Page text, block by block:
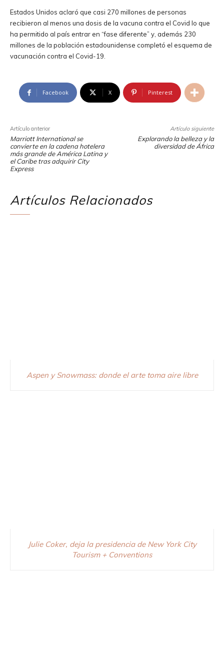
Estados Unidos aclaró que casi 270 millones de personas
recibieron al menos una dosis de la vacuna contra el Covid lo que
ha permitido al país entrar en “fase diferente” y, además 230
millones de la población estadounidense completó el esquema de
vacunación contra el Covid-19.
Facebook X Pinterest
Artículo anterior
Marriott Internationalse
convierte en la cadena hotelera
más grande de América Latina y
el Caribe tras adquirirCity
Express
Artículo siguiente
Explorando la belleza y la
diversidad de África
Artículos Relacionados
Aspen y Snowmass: donde el arte toma aire libre
Julie Coker, deja la presidencia de New York City
Tourism + Conventions